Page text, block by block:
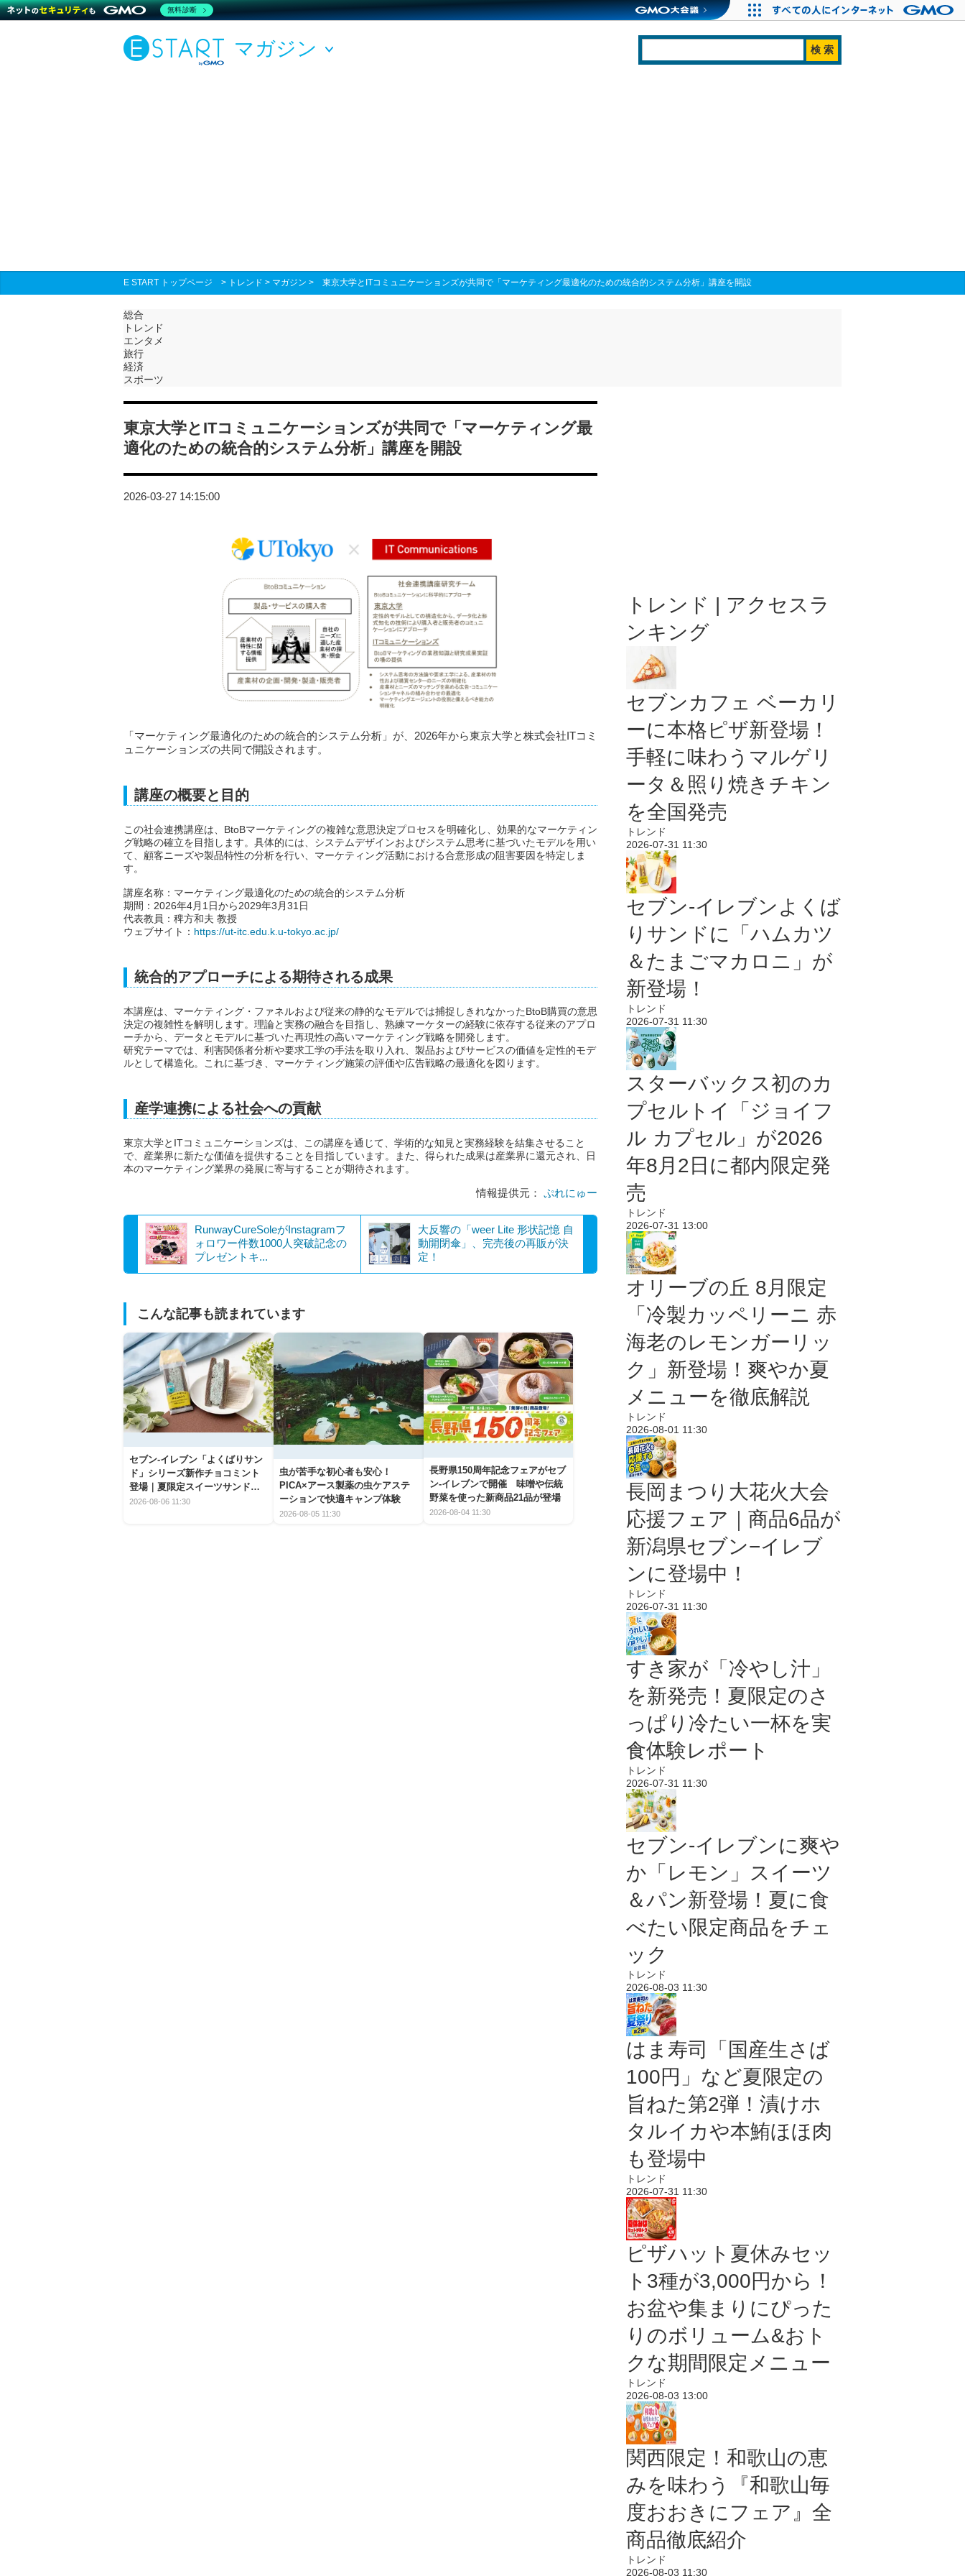
マガジン
E START トップページ > トレンド > マガジン > 東京大学とITコミュニケーションズが共同で「マーケティング最適化のための統合的システム分析」講座を開設
総合
トレンド
エンタメ
旅行
経済
スポーツ
東京大学とITコミュニケーションズが共同で「マーケティング最
適化のための統合的システム分析」講座を開設
2026-03-27 14:15:00
「マーケティング最適化のための統合的システム分析」が、2026年から東京大学と株式会社ITコミ
ュニケーションズの共同で開設されます。
講座の概要と目的
この社会連携講座は、BtoBマーケティングの複雑な意思決定プロセスを明確化し、効果的なマーケティン
グ戦略の確立を目指します。具体的には、システムデザインおよびシステム思考に基づいたモデルを用い
て、顧客ニーズや製品特性の分析を行い、マーケティング活動における合意形成の阻害要因を特定しま
す。
講座名称：マーケティング最適化のための統合的システム分析
期間：2026年4月1日から2029年3月31日
代表教員：稗方和夫 教授
ウェブサイト： https://ut-itc.edu.k.u-tokyo.ac.jp/
統合的アプローチによる期待される成果
本講座は、マーケティング・ファネルおよび従来の静的なモデルでは捕捉しきれなかったBtoB購買の意思
決定の複雑性を解明します。理論と実務の融合を目指し、熟練マーケターの経験に依存する従来のアプロ
ーチから、データとモデルに基づいた再現性の高いマーケティング戦略を開発します。
研究テーマでは、利害関係者分析や要求工学の手法を取り入れ、製品およびサービスの価値を定性的モデ
ルとして構造化。これに基づき、マーケティング施策の評価や広告戦略の最適化を図ります。
産学連携による社会への貢献
東京大学とITコミュニケーションズは、この講座を通じて、学術的な知見と実務経験を結集させること
で、産業界に新たな価値を提供することを目指しています。また、得られた成果は産業界に還元され、日
本のマーケティング業界の発展に寄与することが期待されます。
情報提供元： ぷれにゅー
RunwayCureSoleがInstagramフ
ォロワー件数1000人突破記念の
プレゼントキ...
大反響の「weer Lite 形状記憶 自
動開閉傘」、完売後の再販が決
定！
こんな記事も読まれています
セブン‐イレブン「よくばりサン
ド」シリーズ新作チョコミント
登場｜夏限定スイーツサンドの
爽快な魅力
2026-08-06 11:30
虫が苦手な初心者も安心！
PICA×アース製薬の虫ケアステ
ーションで快適キャンプ体験
2026-08-05 11:30
長野県150周年記念フェアがセブ
ン-イレブンで開催 味噌や伝統
野菜を使った新商品21品が登場
2026-08-04 11:30
トレンド | アクセスラ
ンキング
セブンカフェ ベーカリ
ーに本格ピザ新登場！
手軽に味わうマルゲリ
ータ＆照り焼きチキン
を全国発売
トレンド
2026-07-31 11:30
セブン‐イレブンよくば
りサンドに「ハムカツ
＆たまごマカロニ」が
新登場！
トレンド
2026-07-31 11:30
スターバックス初のカ
プセルトイ「ジョイフ
ル カプセル」が2026
年8月2日に都内限定発
売
トレンド
2026-07-31 13:00
オリーブの丘 8月限定
「冷製カッペリーニ 赤
海老のレモンガーリッ
ク」新登場！爽やか夏
メニューを徹底解説
トレンド
2026-08-01 11:30
長岡まつり大花火大会
応援フェア｜商品6品が
新潟県セブン−イレブ
ンに登場中！
トレンド
2026-07-31 11:30
すき家が「冷やし汁」
を新発売！夏限定のさ
っぱり冷たい一杯を実
食体験レポート
トレンド
2026-07-31 11:30
セブン‐イレブンに爽や
か「レモン」スイーツ
＆パン新登場！夏に食
べたい限定商品をチェ
ック
トレンド
2026-08-03 11:30
はま寿司「国産生さば
100円」など夏限定の
旨ねた第2弾！漬けホ
タルイカや本鮪ほほ肉
も登場中
トレンド
2026-07-31 11:30
ピザハット夏休みセッ
ト3種が3,000円から！
お盆や集まりにぴった
りのボリューム&おト
クな期間限定メニュー
トレンド
2026-08-03 13:00
関西限定！和歌山の恵
みを味わう『和歌山毎
度おおきにフェア』全
商品徹底紹介
トレンド
2026-08-03 11:30
無料診断